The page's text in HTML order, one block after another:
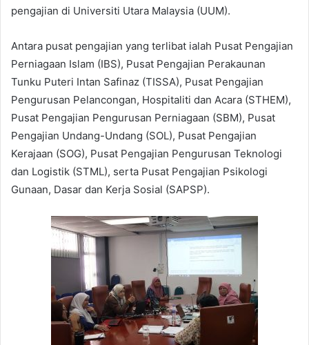
pengajian di Universiti Utara Malaysia (UUM).
Antara pusat pengajian yang terlibat ialah Pusat Pengajian
Perniagaan Islam (IBS), Pusat Pengajian Perakaunan
Tunku Puteri Intan Safinaz (TISSA), Pusat Pengajian
Pengurusan Pelancongan, Hospitaliti dan Acara (STHEM),
Pusat Pengajian Pengurusan Perniagaan (SBM), Pusat
Pengajian Undang-Undang (SOL), Pusat Pengajian
Kerajaan (SOG), Pusat Pengajian Pengurusan Teknologi
dan Logistik (STML), serta Pusat Pengajian Psikologi
Gunaan, Dasar dan Kerja Sosial (SAPSP).